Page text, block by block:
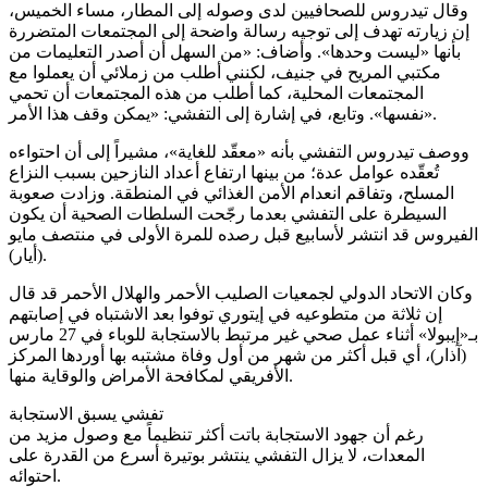
وقال تيدروس للصحافيين لدى وصوله إلى المطار، مساء الخميس،
إن زيارته تهدف إلى توجيه رسالة واضحة إلى المجتمعات المتضررة
بأنها «ليست وحدها». وأضاف: «من السهل أن أصدر التعليمات من
مكتبي المريح في جنيف، لكنني أطلب من زملائي أن يعملوا مع
المجتمعات المحلية، كما أطلب من هذه المجتمعات أن تحمي
نفسها». وتابع، في إشارة إلى التفشي: «يمكن وقف هذا الأمر».
ووصف تيدروس التفشي بأنه «معقّد للغاية»، مشيراً إلى أن احتواءه
تُعقّده عوامل عدة؛ من بينها ارتفاع أعداد النازحين بسبب النزاع
المسلح، وتفاقم انعدام الأمن الغذائي في المنطقة. وزادت صعوبة
السيطرة على التفشي بعدما رجّحت السلطات الصحية أن يكون
الفيروس قد انتشر لأسابيع قبل رصده للمرة الأولى في منتصف مايو
(أيار).
وكان الاتحاد الدولي لجمعيات الصليب الأحمر والهلال الأحمر قد قال
إن ثلاثة من متطوعيه في إيتوري توفوا بعد الاشتباه في إصابتهم
بـ«إيبولا» أثناء عمل صحي غير مرتبط بالاستجابة للوباء في 27 مارس
(آذار)، أي قبل أكثر من شهر من أول وفاة مشتبه بها أوردها المركز
الأفريقي لمكافحة الأمراض والوقاية منها.
تفشي يسبق الاستجابة
رغم أن جهود الاستجابة باتت أكثر تنظيماً مع وصول مزيد من
المعدات، لا يزال التفشي ينتشر بوتيرة أسرع من القدرة على
احتوائه.